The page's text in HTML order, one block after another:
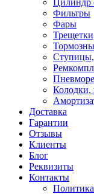
Цилиндр
Фильтры
Фары
Колодки,
Доставка
Гарантии
Отзывы
Клиенты
Блог
Реквизиты
Контакты